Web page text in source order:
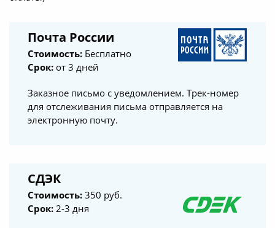
Почта России
Стоимость: Бесплатно
Срок: от 3 дней
Заказное письмо с уведомлением. Трек-номер
для отслеживания письма отправляется на
электронную почту.
СДЭК
Стоимость: 350 руб.
Срок: 2-3 дня